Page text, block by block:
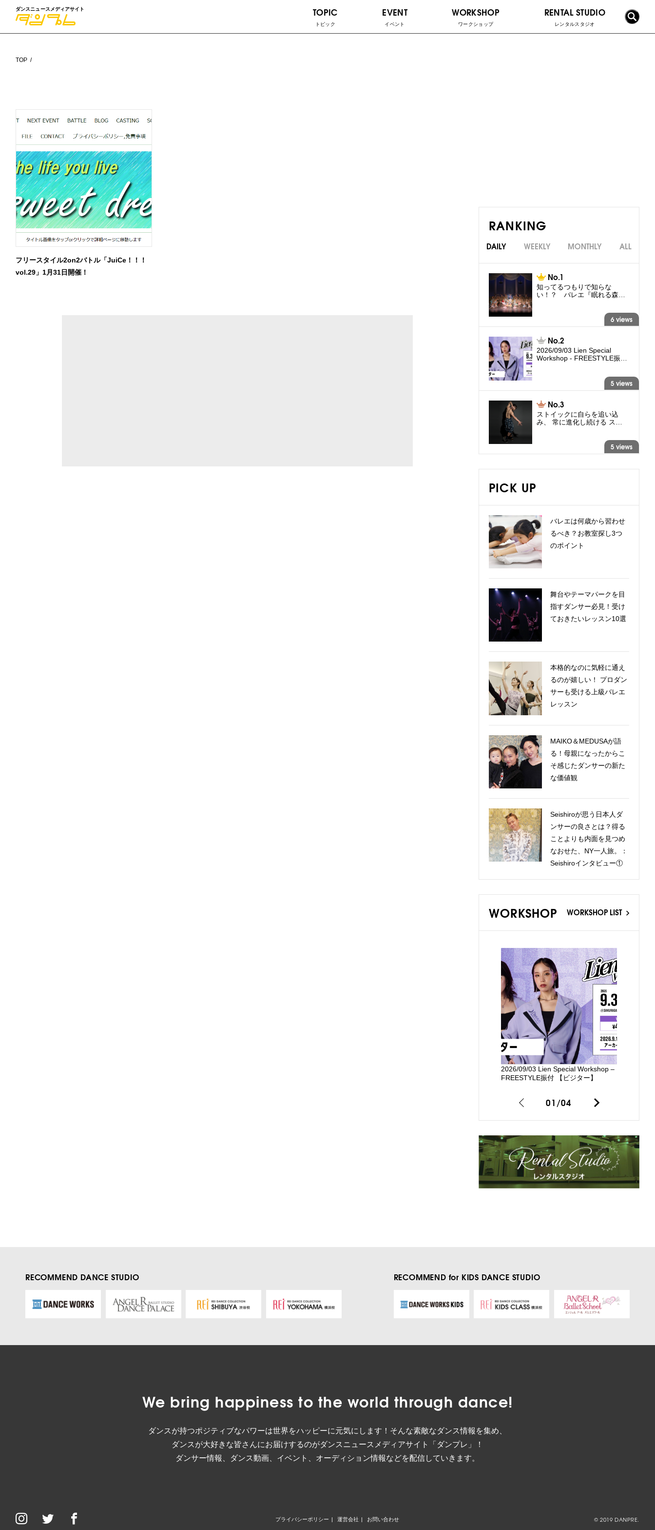
ダンスニュースメディアサイト TOPIC
トピック
EVENT
イベント
WORKSHOP
ワークショップ
RENTAL STUDIO
レンタルスタジオ
TOP
フリースタイル2on2バトル「JuiCe！！！
vol.29」1月31日開催！
RANKING
DAILY WEEKLY MONTHLY ALL
知ってるつもりで知らな
い！？ バレエ『眠れる森…
6 views
2026/09/03 Lien Special
Workshop - FREESTYLE振…
5 views
ストイックに自らを追い込
み、 常に進化し続ける ス…
5 views
PICK UP
バレエは何歳から習わせ
るべき？お教室探し3つ
のポイント
舞台やテーマパークを目
指すダンサー必見！受け
ておきたいレッスン10選
本格的なのに気軽に通え
るのが嬉しい！ プロダン
サーも受ける上級バレエ
レッスン
MAIKO＆MEDUSAが語
る！母親になったからこ
そ感じたダンサーの新た
な価値観
Seishiroが思う日本人ダ
ンサーの良さとは？得る
ことよりも内面を見つめ
なおせた、NY一人旅。：
Seishiroインタビュー①
WORKSHOP WORKSHOP LIST
2026/09/03 Lien Special Workshop –
FREESTYLE振付 【ビジター】
01/04
RECOMMEND DANCE STUDIO RECOMMEND for KIDS DANCE STUDIO
We bring happiness to the world through dance!
ダンスが持つポジティブなパワーは世界をハッピーに元気にします！そんな素敵なダンス情報を集め、
ダンスが大好きな皆さんにお届けするのがダンスニュースメディアサイト「ダンプレ」！
ダンサー情報、ダンス動画、イベント、オーディション情報などを配信していきます。
プライバシーポリシー 運営会社 お問い合わせ © 2019 DANPRE.